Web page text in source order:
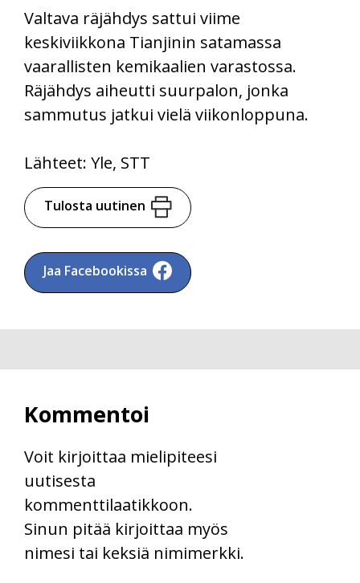
Valtava räjähdys sattui viime
keskiviikkona Tianjinin satamassa
vaarallisten kemikaalien varastossa.
Räjähdys aiheutti suurpalon, jonka
sammutus jatkui vielä viikonloppuna.
Lähteet: Yle, STT
Tulosta uutinen
Jaa Facebookissa
Kommentoi
Voit kirjoittaa mielipiteesi
uutisesta
kommenttilaatikkoon.
Sinun pitää kirjoittaa myös
nimesi tai keksiä nimimerkki.